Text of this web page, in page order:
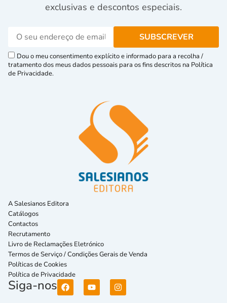
exclusivas e descontos especiais.
Dou o meu consentimento explícito e informado para a recolha /
tratamento dos meus dados pessoais para os fins descritos na Política
de Privacidade.
A Salesianos Editora
Catálogos
Contactos
Recrutamento
Livro de Reclamações Eletrónico
Termos de Serviço / Condições Gerais de Venda
Políticas de Cookies
Política de Privacidade
Siga-nos